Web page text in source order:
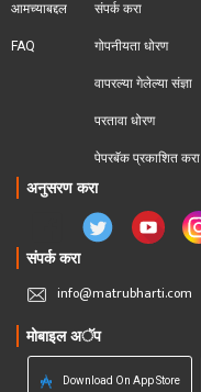
आमच्याबद्दल
FAQ
संपर्क करा
गोपनीयता धोरण
वापरल्या गेलेल्या संज्ञा
परतावा धोरण
पेपरबॅक प्रकाशित करा
अनुसरण करा
संपर्क करा
info@matrubharti.com
मोबाइल अॅप
Download On App Store